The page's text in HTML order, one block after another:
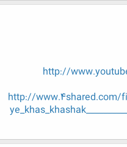
http://
http://www.4shared.com/